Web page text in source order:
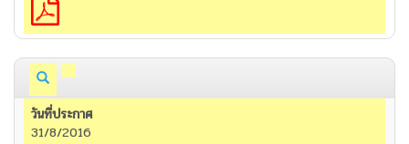
31/8/2016